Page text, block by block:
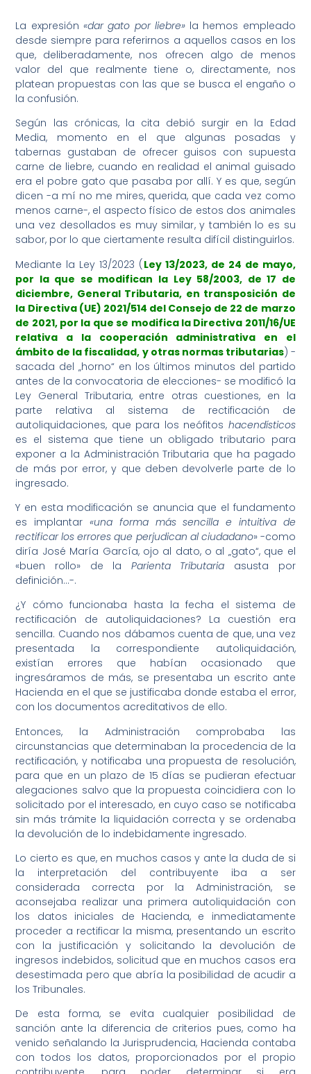
La expresión «dar gato por liebre»la hemos empleado
desde siempre para referirnos a aquellos casos en los
que, deliberadamente, nos ofrecen algo de menos
valor del que realmente tiene o, directamente, nos
platean propuestas con las que se busca el engaño o
la confusión.
Según las crónicas, la cita debió surgir en la Edad
Media, momento en el que algunas posadas y
tabernas gustaban de ofrecer guisos con supuesta
carne de liebre, cuando en realidad el animal guisado
era el pobre gato que pasaba por allí. Y es que, según
dicen -a mí no me mires, querida, que cada vez como
menos carne-, el aspecto físico de estos dos animales
una vez desollados es muy similar, y también lo es su
sabor, por lo que ciertamente resulta difícil distinguirlos.
Mediante la Ley 13/2023 ( Ley 13/2023, de 24 de mayo,
por la que se modifican la Ley 58/2003, de 17 de
diciembre, General Tributaria, en transposición de
la Directiva (UE) 2021/514 del Consejo de 22 de marzo
de 2021, por la que se modifica la Directiva 2011/16/UE
relativa a la cooperación administrativa en el
ámbito de la fiscalidad, y otras normas tributarias) -
sacada del „horno“ en los últimos minutos del partido
antes de la convocatoria de elecciones- se modificó la
Ley General Tributaria, entre otras cuestiones, en la
parte relativa al sistema de rectificación de
autoliquidaciones, que para los neófitos hacendísticos
es el sistema que tiene un obligado tributario para
exponer a la Administración Tributaria que ha pagado
de más por error, y que deben devolverle parte de lo
ingresado.
Y en esta modificación se anuncia que el fundamento
es implantar «una forma más sencilla e intuitiva de
rectificar los errores que perjudican al ciudadano» -como
diría José María García, ojo al dato, o al „gato“, que el
«buen rollo» de la Parienta Tributaria asusta por
definición…-.
¿Y cómo funcionaba hasta la fecha el sistema de
rectificación de autoliquidaciones? La cuestión era
sencilla. Cuando nos dábamos cuenta de que, una vez
presentada la correspondiente autoliquidación,
existían errores que habían ocasionado que
ingresáramos de más, se presentaba un escrito ante
Hacienda en el que se justificaba donde estaba el error,
con los documentos acreditativos de ello.
Entonces, la Administración comprobaba las
circunstancias que determinaban la procedencia de la
rectificación, y notificaba una propuesta de resolución,
para que en un plazo de 15 días se pudieran efectuar
alegaciones salvo que la propuesta coincidiera con lo
solicitado por el interesado, en cuyo caso se notificaba
sin más trámite la liquidación correcta y se ordenaba
la devolución de lo indebidamente ingresado.
Lo cierto es que, en muchos casos y ante la duda de si
la interpretación del contribuyente iba a ser
considerada correcta por la Administración, se
aconsejaba realizar una primera autoliquidación con
los datos iniciales de Hacienda, e inmediatamente
proceder a rectificar la misma, presentando un escrito
con la justificación y solicitando la devolución de
ingresos indebidos, solicitud que en muchos casos era
desestimada pero que abría la posibilidad de acudir a
los Tribunales.
De esta forma, se evita cualquier posibilidad de
sanción ante la diferencia de criterios pues, como ha
venido señalando la Jurisprudencia, Hacienda contaba
con todos los datos, proporcionados por el propio